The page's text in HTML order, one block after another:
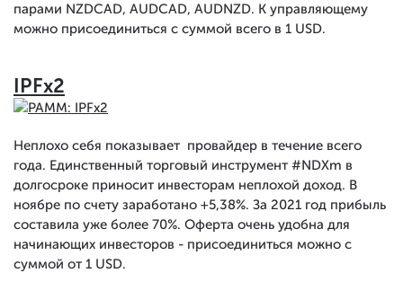
парами NZDCAD, AUDCAD, AUDNZD. К управляющему
можно присоединиться с суммой всего в 1 USD.
IPFx2
Неплохо себя показывает провайдер в течение всего
года. Единственный торговый инструмент #NDXm в
долгосроке приносит инвесторам неплохой доход. В
ноябре по счету заработано +5,38%. За 2021 год прибыль
составила уже более 70%. Оферта очень удобна для
начинающих инвесторов - присоединиться можно с
суммой от 1 USD.